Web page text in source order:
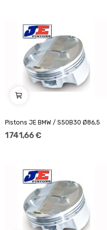
Pistons JE BMW / S50B30 Ø86,5
1 741,66 €